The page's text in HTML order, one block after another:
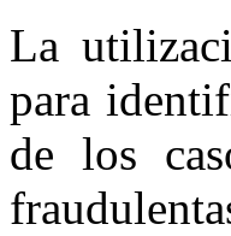
La
para
de los